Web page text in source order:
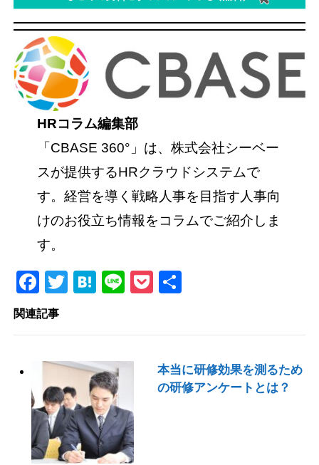
HRコラム編集部
「CBASE 360°」は、株式会社シーベー
スが提供するHRクラウドシステムで
す。経営を導く戦略人事を目指す人事向
けのお役立ち情報をコラムでご紹介しま
す。
Facebook
Twitter
Hatena
LinePocket
関連記事
本当に研修効果を測るため
の研修アンケートとは？